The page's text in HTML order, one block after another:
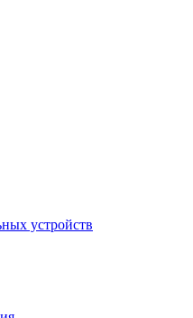
устройств